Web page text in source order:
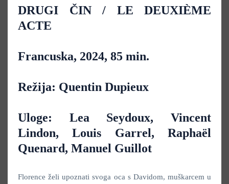
DRUGI ČIN / LE DEUXIÈME
ACTE
Francuska, 2024, 85 min.
Režija: Quentin Dupieux
Uloge: Lea Seydoux, Vincent
Lindon, Louis Garrel, Raphaël
Quenard, Manuel Guillot
Florence želi upoznati svoga oca s Davidom, muškarcem u